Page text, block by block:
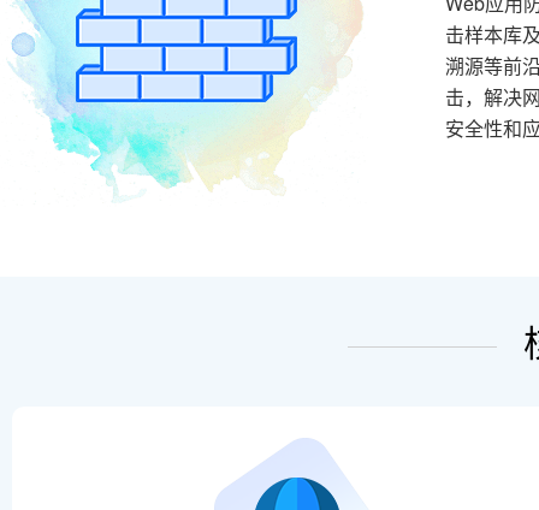
击样本库
溯源等前
击，解决
安全性和